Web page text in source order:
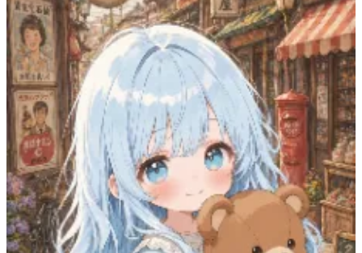
最近の候補一覧は必要なときだけ展開できます。
表示